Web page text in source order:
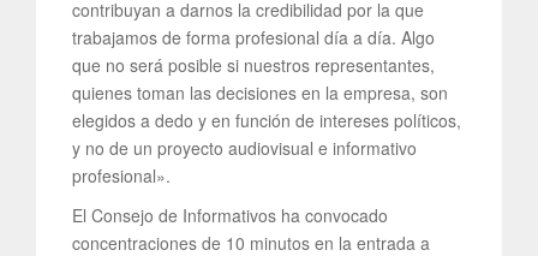
contribuyan a darnos la credibilidad por la que
trabajamos de forma profesional día a día. Algo
que no será posible si nuestros representantes,
quienes toman las decisiones en la empresa, son
elegidos a dedo y en función de intereses políticos,
y no de un proyecto audiovisual e informativo
profesional».
El Consejo de Informativos ha convocado
concentraciones de 10 minutos en la entrada a